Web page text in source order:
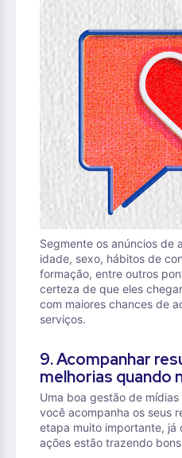
Segmente os anúncios de
idade, sexo, hábitos de
formação, entre outros
certeza de que eles
com maiores chances de
serviços.
9. Acompanhar
melhorias quando
Uma boa gestão de
você acompanha os seus
etapa muito importante, já
ações estão trazendo